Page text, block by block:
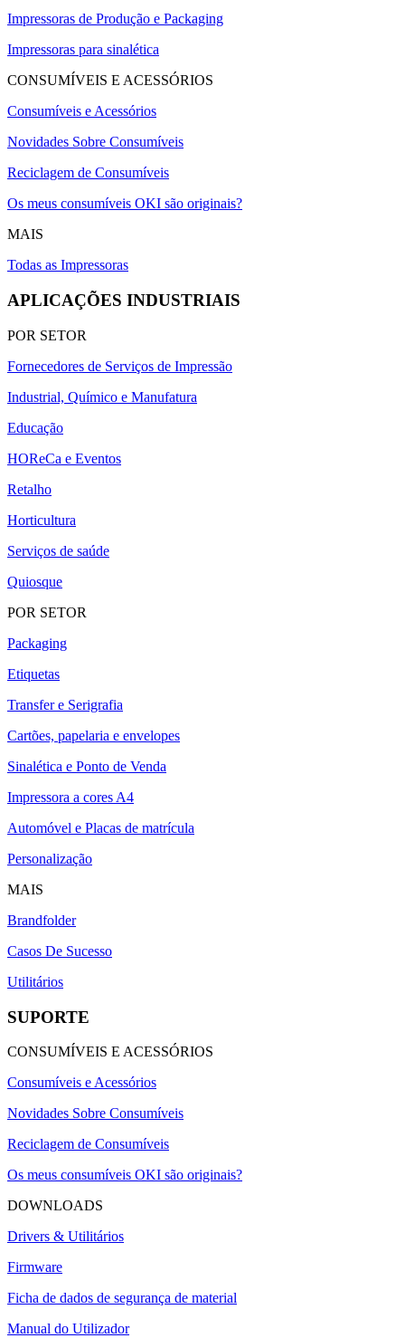
Impressoras de Produção e Packaging
Impressoras para sinalética
CONSUMÍVEIS E ACESSÓRIOS
Consumíveis e Acessórios
Novidades Sobre Consumíveis
Reciclagem de Consumíveis
Os meus consumíveis OKI são originais?
MAIS
Todas as Impressoras
APLICAÇÕES INDUSTRIAIS
POR SETOR
Fornecedores de Serviços de Impressão
Industrial, Químico e Manufatura
Educação
HOReCa e Eventos
Retalho
Horticultura
Serviços de saúde
Quiosque
POR SETOR
Packaging
Etiquetas
Transfer e Serigrafia
Cartões, papelaria e envelopes
Sinalética e Ponto de Venda
Impressora a cores A4
Automóvel e Placas de matrícula
Personalização
MAIS
Brandfolder
Casos De Sucesso
Utilitários
SUPORTE
CONSUMÍVEIS E ACESSÓRIOS
Consumíveis e Acessórios
Novidades Sobre Consumíveis
Reciclagem de Consumíveis
Os meus consumíveis OKI são originais?
DOWNLOADS
Drivers & Utilitários
Firmware
Ficha de dados de segurança de material
Manual do Utilizador